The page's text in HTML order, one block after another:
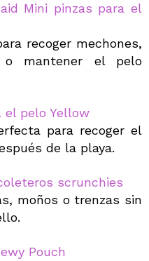
Mini pinzas para el
recoger mechones,
o mantener el pelo
el pelo Yellow
para recoger el
de la playa.
scrunchies
moños o trenzas sin
Pouch